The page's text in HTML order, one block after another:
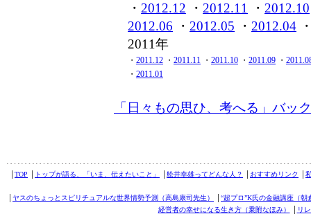
・ 2012.12 ・ 2012.11 ・ 2012.10
2012.06 ・ 2012.05 ・ 2012.04
2011年
・ 2011.12 ・ 2011.11 ・ 2011.10 ・ 2011.09 ・
・ 2011.01
「日々もの思ひ、考へる」バッ
TOP トップが語る、「いま、伝えたいこと」 舩井幸雄ってどんな人？ おすすめリンク
ヤスのちょっとスピリチュアルな世界情勢予測（高島康司先生）
“超プロ”K氏の金融講座（朝
経営者の幸せになる生き方（乗附なほみ）
リ